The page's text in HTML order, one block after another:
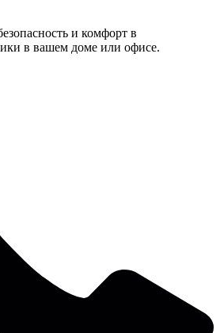
и комфорт в
в вашем доме или офисе.